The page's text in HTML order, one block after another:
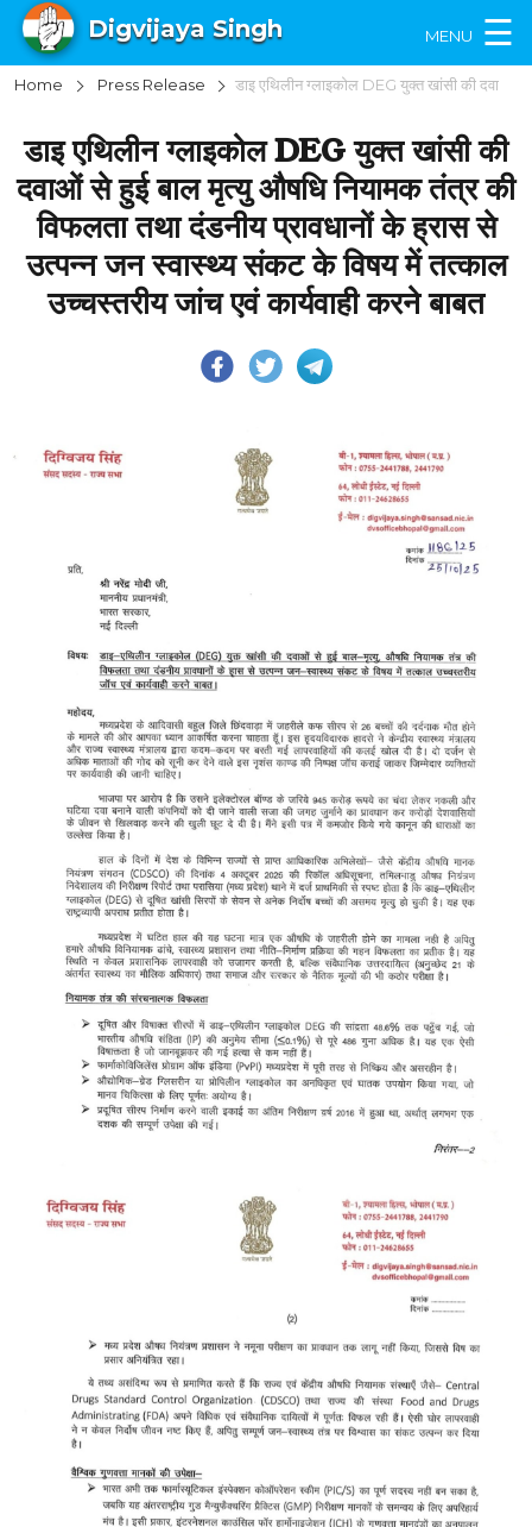
Digvijaya Singh MENU ☰
×
Home Press Release डाइ एथिलीन ग्लाइकोल DEG युक्त खांसी की दवाओं से हुई बाल मृत्यु औषधि नियामक तंत्र की विफलता तथा दंडनीय प्रावधानों के ह्रास से उत्पन्न जन स्वास्थ्य संकट के विषय में तत्काल उच्चस्तरीय जांच एवं कार्यवाही करने बाबत
डाइ एथिलीन ग्लाइकोल DEG युक्त खांसी की
दवाओं से हुई बाल मृत्यु औषधि नियामक तंत्र की
विफलता तथा दंडनीय प्रावधानों के ह्रास से
उत्पन्न जन स्वास्थ्य संकट के विषय में तत्काल
उच्चस्तरीय जांच एवं कार्यवाही करने बाबत